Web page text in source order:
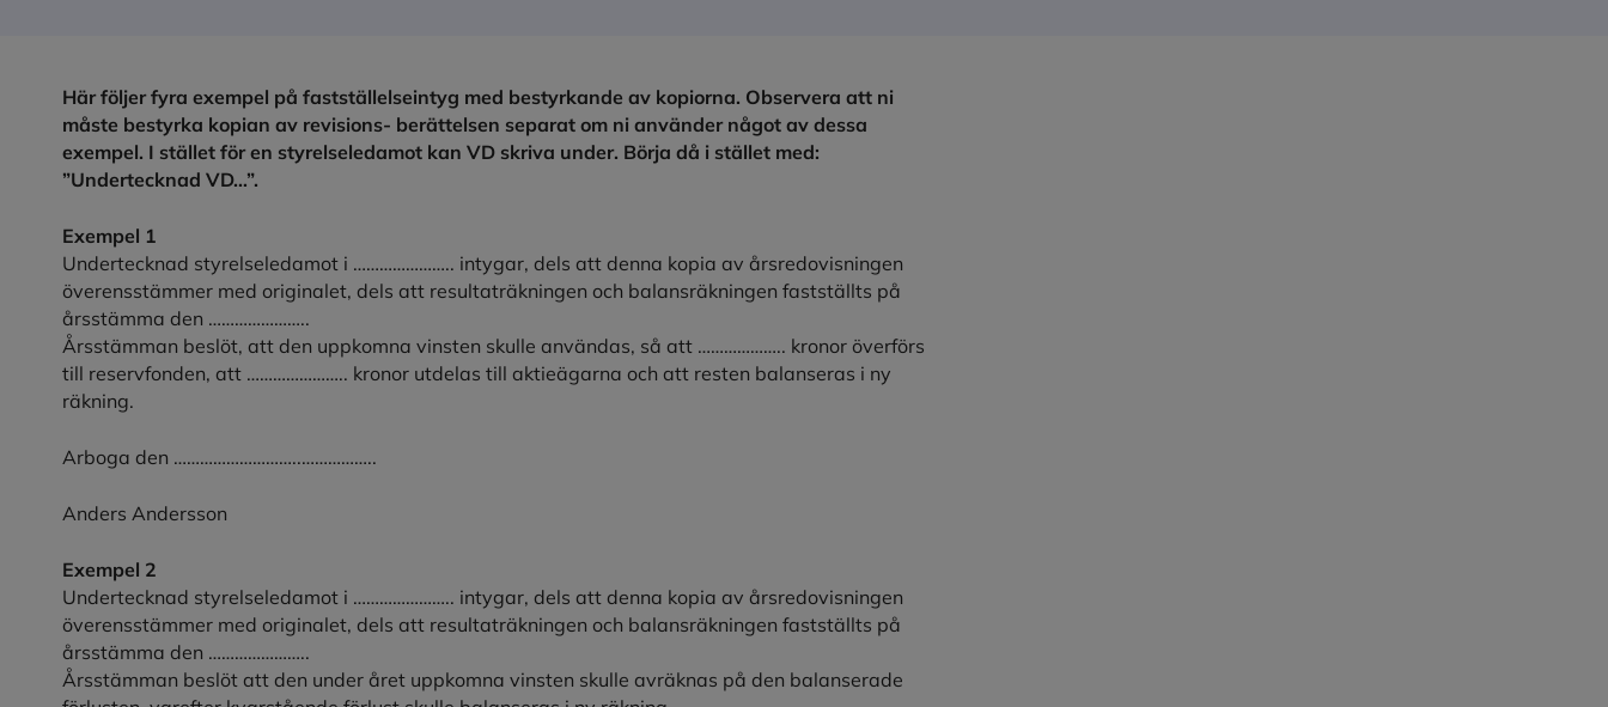
Här följer fyra exempel på fastställelseintyg med bestyrkande av kopiorna. Observera att ni
måste bestyrka kopian av revisions- berättelsen separat om ni använder något av dessa
exempel. I stället för en styrelseledamot kan VD skriva under. Börja då i stället med:
”Undertecknad VD…”.
Exempel 1
Undertecknad styrelseledamot i ………………….. intygar, dels att denna kopia av årsredovisningen
överensstämmer med originalet, dels att resultaträkningen och balansräkningen fastställts på
årsstämma den …………………..
Årsstämman beslöt, att den uppkomna vinsten skulle användas, så att ……………….. kronor överförs
till reservfonden, att ………………….. kronor utdelas till aktieägarna och att resten balanseras i ny
räkning.
Arboga den ………………………..……………..
Anders Andersson
Exempel 2
Undertecknad styrelseledamot i ………………….. intygar, dels att denna kopia av årsredovisningen
överensstämmer med originalet, dels att resultaträkningen och balansräkningen fastställts på
årsstämma den …………………..
Årsstämman beslöt att den under året uppkomna vinsten skulle avräknas på den balanserade